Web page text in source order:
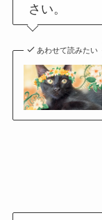
さい。
あわせて読みたい